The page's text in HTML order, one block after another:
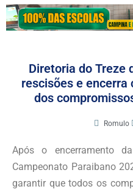
Diretoria do Treze
rescisões e encerra
dos
Romulo
Após o encerramento
Campeonato Paraibano
garantir que todos os